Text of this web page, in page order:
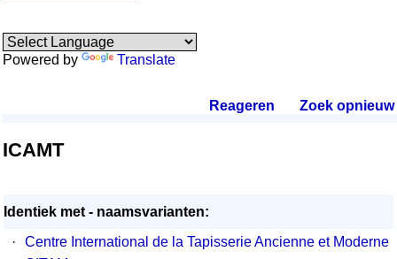
Powered by Translate
Reageren Zoek opnieuw.
ICAMT
Identiek met - naamsvarianten:
·
Centre International de la Tapisserie Ancienne et Moderne